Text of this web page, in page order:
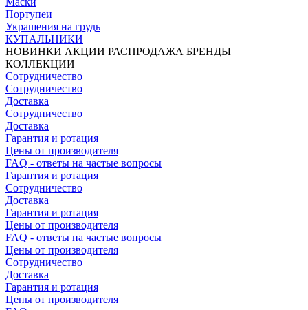
Портупеи
Украшения на грудь
КУПАЛЬНИКИ
НОВИНКИ АКЦИИ РАСПРОДАЖА БРЕНДЫ
КОЛЛЕКЦИИ
Сотрудничество
Сотрудничество
Доставка
Сотрудничество
Доставка
Гарантия и ротация
Цены от производителя
FAQ - ответы на частые вопросы
Гарантия и ротация
Сотрудничество
Доставка
Гарантия и ротация
Цены от производителя
FAQ - ответы на частые вопросы
Цены от производителя
Сотрудничество
Доставка
Гарантия и ротация
Цены от производителя